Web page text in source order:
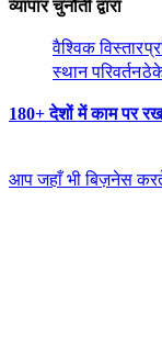
व्यापार चुनौती द्वारा​​
वैश्विक विस्तार​​
स्थान परिवर्तन​​
180+ देशों में काम पर
आप जहाँ भी बिज़नेस